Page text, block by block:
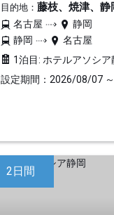
目的地： 藤枝、焼津、
名古屋
静岡
静岡
名古屋
1泊目: ホテルアソシア
設定期間：2026/08/07
2日間